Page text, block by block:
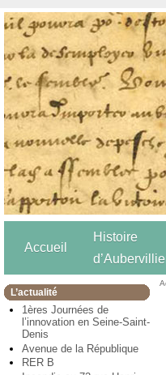
Accueil
Histoire
L’actualité
1ères Journées de
l’innovation en Seine-Saint-
Denis
Avenue de la République
RER B